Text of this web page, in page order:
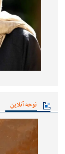
نوحه آنلاین